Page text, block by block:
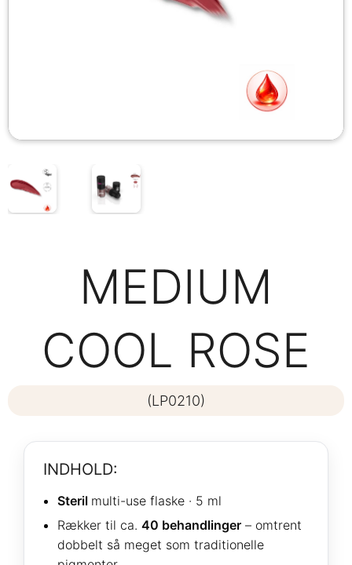
MEDIUM
COOL ROSE
(LP0210)
INDHOLD:
Steril multi-use flaske · 5 ml
Rækker til ca. 40 behandlinger – omtrent
dobbelt så meget som traditionelle